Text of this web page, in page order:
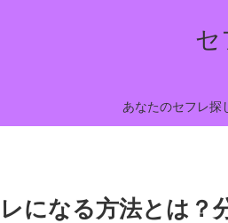
セ
あなたのセフレ探
になる方法とは？